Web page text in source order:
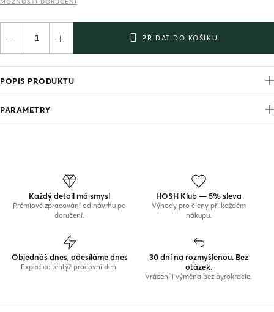
+
− PŘIDAT DO KOŠÍKU
POPIS PRODUKTU
PARAMETRY
Každý detail má smysl
Prémiové zpracování od návrhu po
doručení.
HOSH Klub — 5% sleva
Výhody pro členy při každém
nákupu.
Objednáš dnes, odesíláme dnes
Expedice tentýž pracovní den.
30 dní na rozmyšlenou. Bez
otázek.
Vrácení i výměna bez byrokracie.